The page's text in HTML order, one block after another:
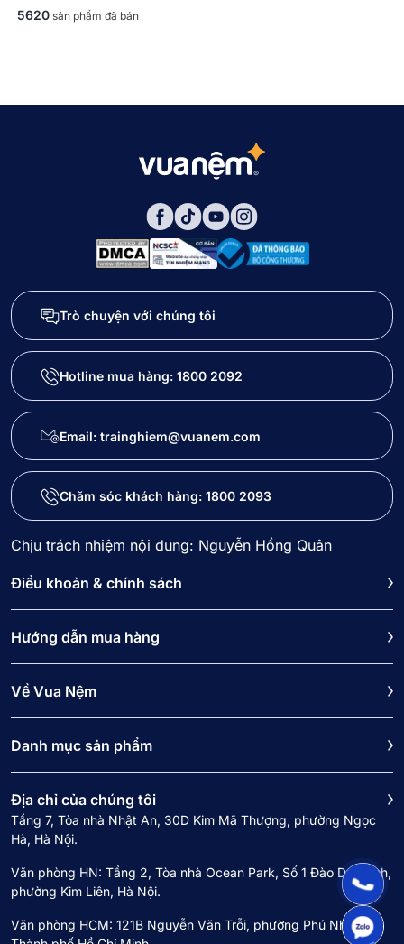
5620 sản phẩm đã bán
Trò chuyện với chúng tôi
Hotline mua hàng: 1800 2092
Email: trainghiem@vuanem.com
Chăm sóc khách hàng: 1800 2093
Chịu trách nhiệm nội dung: Nguyễn Hồng Quân
Điều khoản & chính sách
Hướng dẫn mua hàng
Về Vua Nệm
Danh mục sản phẩm
Địa chỉ của chúng tôi
Tầng 7, Tòa nhà Nhật An, 30D Kim Mã Thượng, phường Ngọc
Hà, Hà Nội.
Văn phòng HN: Tầng 2, Tòa nhà Ocean Park, Số 1 Đào Duy Anh,
phường Kim Liên, Hà Nội.
Văn phòng HCM: 121B Nguyễn Văn Trỗi, phường Phú Nhuận,